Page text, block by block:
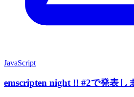
JavaScript
emscripten night !! #2で発表し